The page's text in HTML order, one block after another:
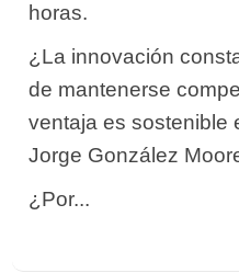
horas.
¿La innovación
de mantenerse
ventaja es sostenible
Jorge González
¿Por...